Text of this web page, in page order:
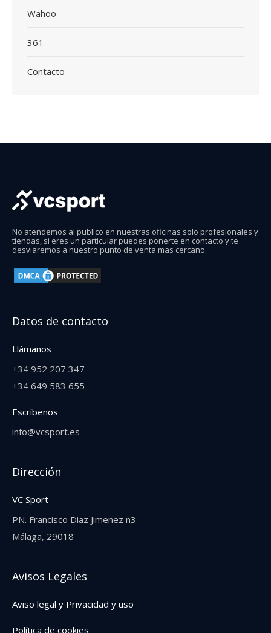
Wahoo
361
Contacto
No atendemos al publico en nuestras oficinas solo profesionales y
tiendas, si eres un particular puedes ponerte en contacto y te
desviaremos a nuestro punto de venta mas cercano.
Datos de contacto
Llámanos
+34 952 207 347
+34 649 583 655‬
Escríbenos
info@vcsport.es
Dirección
VC Sport
PN. Francisco Diaz Jimenez n3
Málaga, 29018
Avisos Legales
Aviso legal y Privacidad y uso
Política de cookies